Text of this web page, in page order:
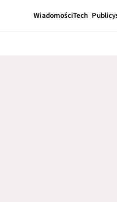
WiadomościTech